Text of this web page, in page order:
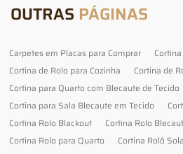
OUTRAS PÁGINAS
Carpetes em Placas para Comprar
Cortina de Rolo para Cozinha
Cortina de
Cortina para Quarto com Blecaute de Tecido
Cortina para Sala Blecaute em Tecido
Cortina Rolo Blackout
Cortina Rolo
Cortina Rolo para Quarto
Cortina Rolô